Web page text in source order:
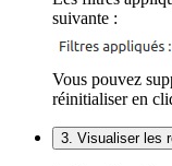
suivante :
Vous pouvez
réinitialiser en
3. Visualiser les